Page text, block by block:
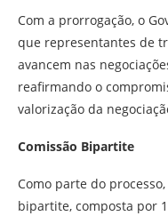
Com a prorrogação, o
que representantes de
avancem nas
reafirmando o
valorização da
Comissão Bipartite
Como parte do
bipartite, composta por